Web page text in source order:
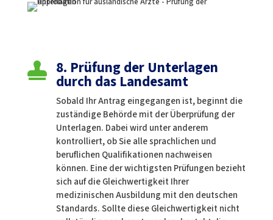
 8. Prüfung der Unterlagen
durch das Landesamt
Sobald Ihr Antrag eingegangen ist, beginnt die
zuständige Behörde mit der Überprüfung der
Unterlagen. Dabei wird unter anderem
kontrolliert, ob Sie alle sprachlichen und
beruflichen Qualifikationen nachweisen
können. Eine der wichtigsten Prüfungen bezieht
sich auf die Gleichwertigkeit Ihrer
medizinischen Ausbildung mit den deutschen
Standards. Sollte diese Gleichwertigkeit nicht